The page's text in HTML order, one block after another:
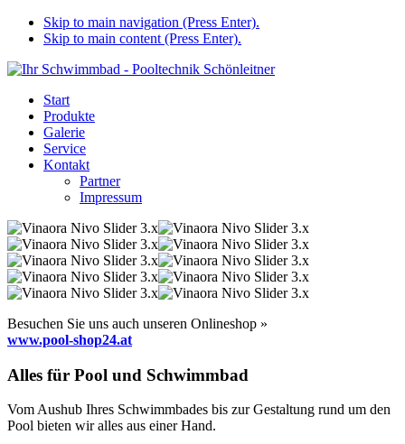
Skip to main navigation (Press Enter).
Skip to main content (Press Enter).
Start
Produkte
Galerie
Service
Kontakt
Partner
Impressum
Besuchen Sie uns auch unseren Onlineshop »
www.pool-shop24.at
Alles für Pool und Schwimmbad
Vom Aushub Ihres Schwimmbades bis zur Gestaltung rund um den
Pool bieten wir alles aus einer Hand.